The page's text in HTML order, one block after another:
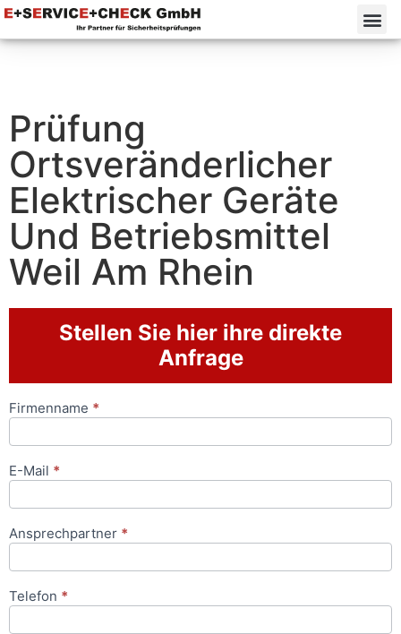
Prüfung
Ortsveränderlicher
Elektrischer Geräte
Und Betriebsmittel
Weil Am Rhein
Stellen Sie hier ihre direkte
Anfrage
Anfrageformular
Firmenname *
E-Mail *
Ansprechpartner *
Telefon *